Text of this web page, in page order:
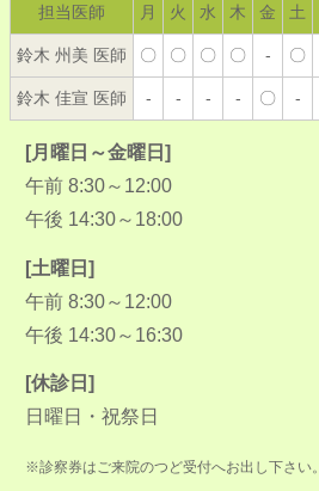
担当医師 月 火 水 木 金 土
鈴木 州美 医師 〇 〇 〇 〇 - 〇
鈴木 佳宣 医師 - - - - 〇 -
[月曜日～金曜日]
午前 8:30～12:00
午後 14:30～18:00
[土曜日]
午前 8:30～12:00
午後 14:30～16:30
[休診日]
日曜日・祝祭日
※診察券はご来院のつど受付へお出し下さい。